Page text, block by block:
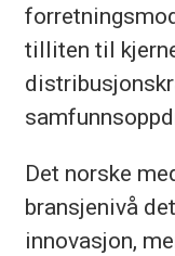
tilliten til
Det norske
bransjenivå
innovasjon,